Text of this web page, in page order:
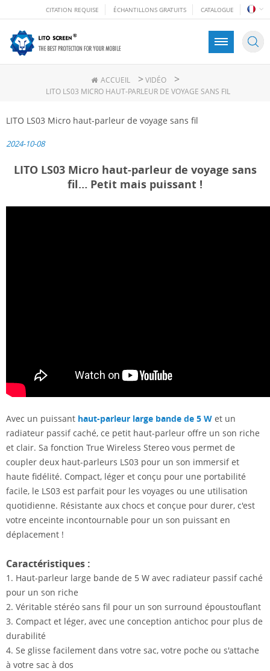
CITATION REQUISE ÉCHANTILLONS GRATUITS CATALOGUE
ACCUEIL > VIDÉO >
LITO LS03 MICRO HAUT-PARLEUR DE VOYAGE SANS FIL
LITO LS03 Micro haut-parleur de voyage sans fil
2024-10-08
LITO LS03 Micro haut-parleur de voyage sans
fil… Petit mais puissant !
Avec un puissant haut-parleur large bande de 5 W et un
radiateur passif caché, ce petit haut-parleur offre un son riche
et clair. Sa fonction True Wireless Stereo vous permet de
coupler deux haut-parleurs LS03 pour un son immersif et
haute fidélité. Compact, léger et conçu pour une portabilité
facile, le LS03 est parfait pour les voyages ou une utilisation
quotidienne. Résistante aux chocs et conçue pour durer, c'est
votre enceinte incontournable pour un son puissant en
déplacement !
Caractéristiques :
1. Haut-parleur large bande de 5 W avec radiateur passif caché
pour un son riche
2. Véritable stéréo sans fil pour un son surround époustouflant
3. Compact et léger, avec une conception antichoc pour plus de
durabilité
4. Se glisse facilement dans votre sac, votre poche ou s'attache
à votre sac à dos